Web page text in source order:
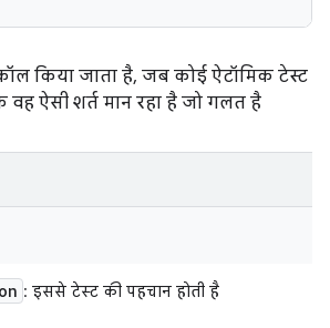
किया जाता है, जब कोई ऐटॉमिक टेस्ट
ऐसी शर्त मान रहा है जो गलत है
: इससे टेस्ट की पहचान होती है